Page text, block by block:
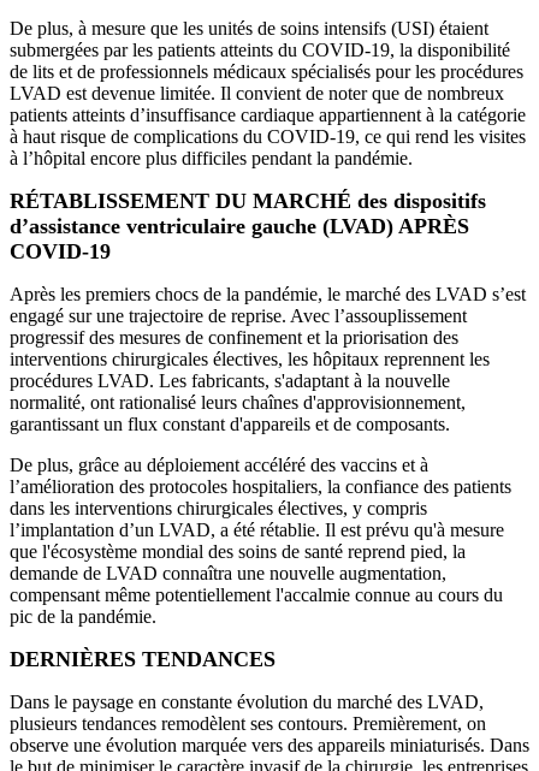
De plus, à mesure que les unités de soins intensifs (USI) étaient
submergées par les patients atteints du COVID-19, la disponibilité
de lits et de professionnels médicaux spécialisés pour les procédures
LVAD est devenue limitée. Il convient de noter que de nombreux
patients atteints d’insuffisance cardiaque appartiennent à la catégorie
à haut risque de complications du COVID-19, ce qui rend les visites
à l’hôpital encore plus difficiles pendant la pandémie.
RÉTABLISSEMENT DU MARCHÉ des dispositifs
d’assistance ventriculaire gauche (LVAD) APRÈS
COVID-19
Après les premiers chocs de la pandémie, le marché des LVAD s’est
engagé sur une trajectoire de reprise. Avec l’assouplissement
progressif des mesures de confinement et la priorisation des
interventions chirurgicales électives, les hôpitaux reprennent les
procédures LVAD. Les fabricants, s'adaptant à la nouvelle
normalité, ont rationalisé leurs chaînes d'approvisionnement,
garantissant un flux constant d'appareils et de composants.
De plus, grâce au déploiement accéléré des vaccins et à
l’amélioration des protocoles hospitaliers, la confiance des patients
dans les interventions chirurgicales électives, y compris
l’implantation d’un LVAD, a été rétablie. Il est prévu qu'à mesure
que l'écosystème mondial des soins de santé reprend pied, la
demande de LVAD connaîtra une nouvelle augmentation,
compensant même potentiellement l'accalmie connue au cours du
pic de la pandémie.
DERNIÈRES TENDANCES
Dans le paysage en constante évolution du marché des LVAD,
plusieurs tendances remodèlent ses contours. Premièrement, on
observe une évolution marquée vers des appareils miniaturisés. Dans